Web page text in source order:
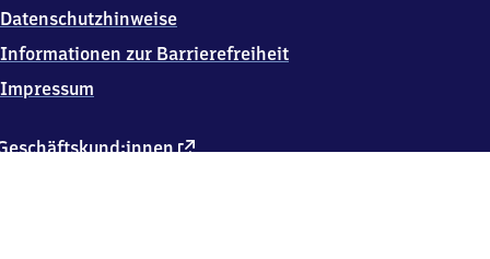
externer
Datenschutzhinweise
Informationen zur Barrierefreiheit
Impressum